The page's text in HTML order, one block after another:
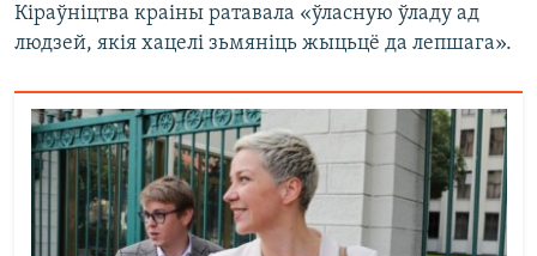
Кіраўніцтва краіны ратавала «ўласную ўладу ад
людзей, якія хацелі зьмяніць жыцьцё да лепшага».